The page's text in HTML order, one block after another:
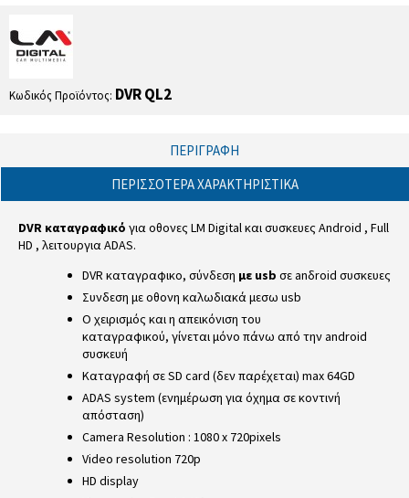
Κωδικός Προϊόντος: DVR QL2
ΠΕΡΙΓΡΑΦΉ
ΠΕΡΙΣΣΌΤΕΡΑ ΧΑΡΑΚΤΗΡΙΣΤΙΚΆ
DVR καταγραφικό για οθονες LM Digital και συσκευες Android , Full
HD , λειτουργια ADAS.
DVR καταγραφικο, σύνδεση με usb σε anδroid συσκευες
Συνδεση με οθονη καλωδιακά μεσω usb
Ο χειρισμός και η απεικόνιση του
καταγραφικού, γίνεται μόνο πάνω από την android
συσκευή
Kαταγραφή σε SD card (δεν παρέχεται) max 64GD
ADAS system (ενημέρωση για όχημα σε κοντινή
απόσταση)
Camera Resolution : 1080 x 720pixels
Video resolution 720p
HD display